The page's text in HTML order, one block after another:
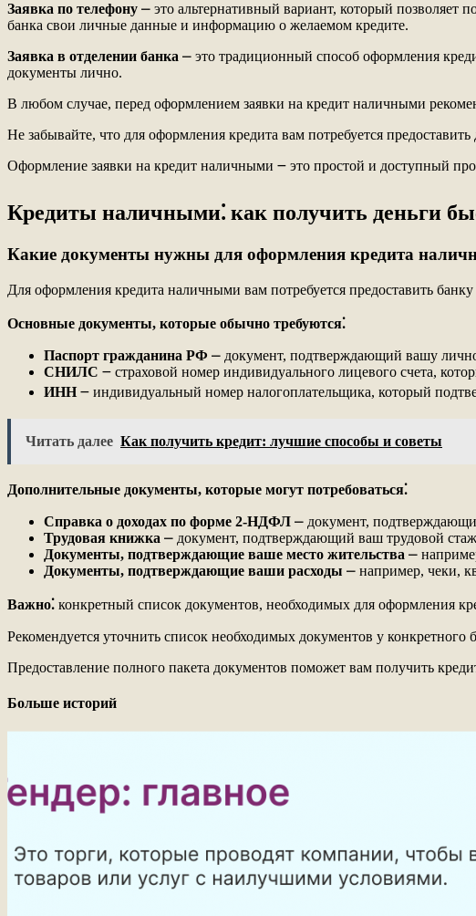
Заявка по телефону ⎼ это альтернативный вариант, который позволяет
банка свои личные данные и информацию о желаемом кредите.
Заявка в отделении банка ⎼ это традиционный способ оформления
документы лично.
В любом случае, перед оформлением заявки на кредит наличными
Не забывайте, что для оформления кредита вам потребуется
Оформление заявки на кредит наличными ౼ это простой и доступный
Кредиты наличными⁚ как получить деньги
Какие документы нужны для оформления кредита
Для оформления кредита наличными вам потребуется предоставить
Основные документы, которые обычно требуются⁚
Паспорт гражданина РФ ⎼ документ, подтверждающий вашу
СНИЛС ౼ страховой номер индивидуального лицевого счета,
ИНН౼ индивидуальный номер налогоплательщика, который
Читать далее Как получить кредит: лучшие способы и советы
Дополнительные документы, которые могут потребоваться⁚
Справка о доходах по форме 2-НДФЛ ⎼ документ,
Трудовая книжка ⎼ документ, подтверждающий ваш трудовой
Документы, подтверждающие ваше место жительства ⎼
Документы, подтверждающие ваши расходы ⎼ например, чеки,
Важно⁚ конкретный список документов, необходимых для оформления
Рекомендуется уточнить список необходимых документов у
Предоставление полного пакета документов поможет вам получить
Больше историй